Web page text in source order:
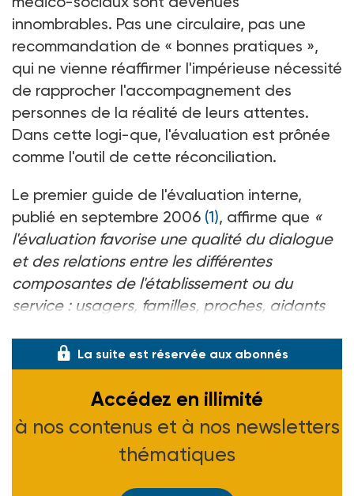
innombrables. Pas une circulaire, pas une
recommandation de « bonnes pratiques »,
qui ne vienne réaffirmer l'impérieuse nécessité
de rapprocher l'accompagnement des
personnes de la réalité de leurs attentes.
Dans cette logi-que, l'évaluation est prônée
comme l'outil de cette réconciliation.
Le premier guide de l'évaluation interne,
publié en septembre 2006 (1), affirme que «
l'évaluation favorise une qualité du dialogue
et des relations entre les différentes
composantes de l'établissement ou du
service : usagers, familles, proches, aidants
La suite est réservée aux abonnés
Accédez en illimité
à nos contenus et à nos newsletters
thématiques